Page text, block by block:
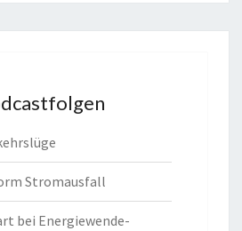
Stromausfall
bei Energiewende-